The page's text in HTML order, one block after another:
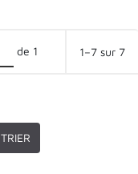
de 1 1–7 sur 7
TRIER